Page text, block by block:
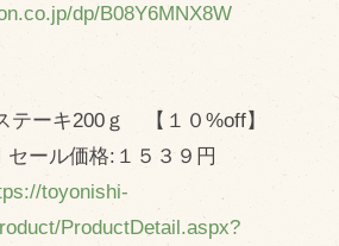
dp/B08Y6MNX8W
テーキ200ｇ 【１０%off】
ール価格:１５３９円
toyonishi-
ProductDetail.aspx?